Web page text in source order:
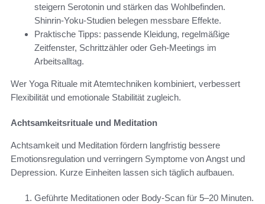
steigern Serotonin und stärken das Wohlbefinden.
Shinrin-Yoku-Studien belegen messbare Effekte.
Praktische Tipps: passende Kleidung, regelmäßige
Zeitfenster, Schrittzähler oder Geh-Meetings im
Arbeitsalltag.
Wer Yoga Rituale mit Atemtechniken kombiniert, verbessert
Flexibilität und emotionale Stabilität zugleich.
Achtsamkeitsrituale und Meditation
Achtsamkeit und Meditation fördern langfristig bessere
Emotionsregulation und verringern Symptome von Angst und
Depression. Kurze Einheiten lassen sich täglich aufbauen.
Geführte Meditationen oder Body-Scan für 5–20 Minuten.